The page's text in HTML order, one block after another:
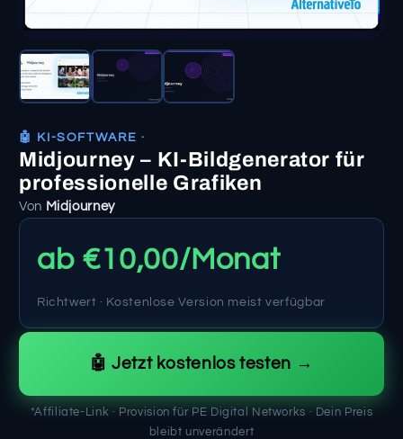
🤖 KI-SOFTWARE ·
Midjourney – KI-Bildgenerator für
professionelle Grafiken
Von Midjourney
ab €10,00/Monat
Richtwert · Kostenlose Version meist verfügbar
🤖 Jetzt kostenlos testen →
*Affiliate-Link · Provision für PE Digital Networks · Dein Preis
bleibt unverändert